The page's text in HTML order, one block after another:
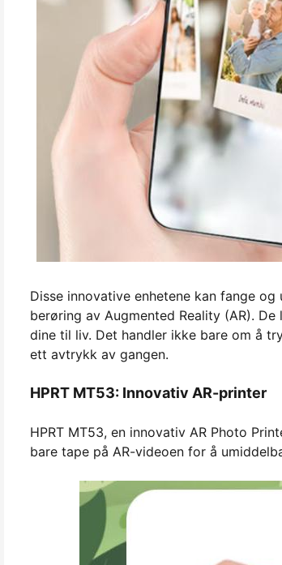
Disse innovative enhetene kan fange
berøring av Augmented Reality (AR).
dine til liv. Det handler ikke bare om å
ett avtrykk av gangen.
HPRT MT53: Innovativ AR-printer
HPRT MT53, en innovativ AR Photo
bare tape på AR-videoen for å